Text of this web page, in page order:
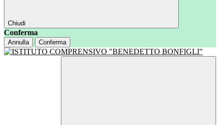
Chiudi
Conferma
Annulla Conferma